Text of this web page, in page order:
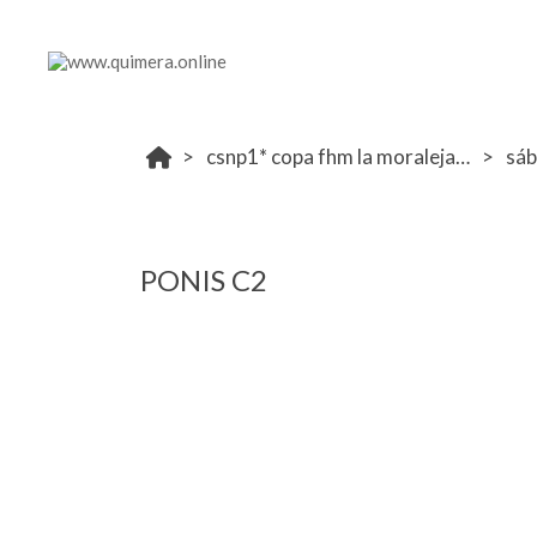
csnp1* copa fhm la moraleja 27-28 septiembre
PONIS C2